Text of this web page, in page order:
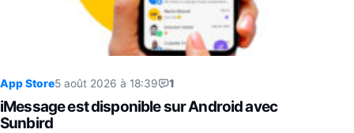
App Store5 août 2026 à 18:39 1
iMessage est disponible sur Android avec
Sunbird